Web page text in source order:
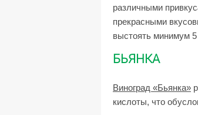
различными
прекрасными
выстоять минимум 5
БЬЯНКА
Виноград «Бьянка»
кислоты, что